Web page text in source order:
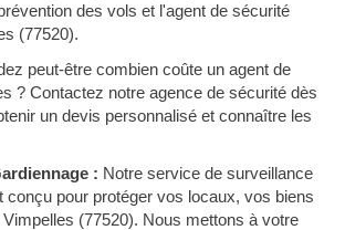
des vols et l'agent de sécurité
(77520).
peut-être combien coûte un agent de
? Contactez notre agence de sécurité dès
un devis personnalisé et connaître les
: Notre service de surveillance
conçu pour protéger vos locaux, vos biens
(77520). Nous mettons à votre